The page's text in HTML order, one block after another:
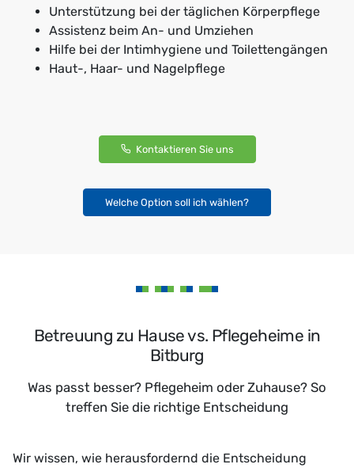
Unterstützung bei der täglichen Körperpflege
Assistenz beim An- und Umziehen
Hilfe bei der Intimhygiene und Toilettengängen
Haut-, Haar- und Nagelpflege
Kontaktieren Sie uns
Welche Option soll ich wählen?
Betreuung zu Hause vs. Pflegeheime in
Bitburg
Was passt besser? Pflegeheim oder Zuhause? So
treffen Sie die richtige Entscheidung
Wir wissen, wie herausfordernd die Entscheidung